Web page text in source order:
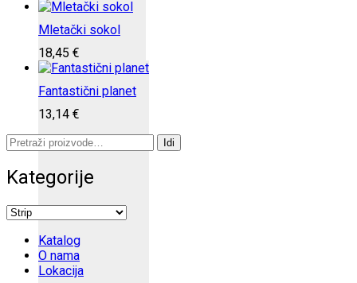
Mletački sokol
18,45 €
Fantastični planet
13,14 €
Pretraži:
Idi
Kategorije
Katalog
O nama
Lokacija